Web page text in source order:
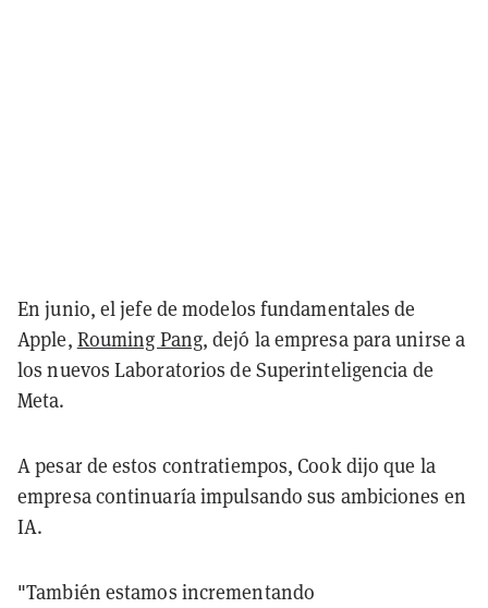
En junio, el jefe de modelos fundamentales de
Apple, Rouming Pang, dejó la empresa para unirse a
los nuevos Laboratorios de Superinteligencia de
Meta.
A pesar de estos contratiempos, Cook dijo que la
empresa continuaría impulsando sus ambiciones en
IA.
"También estamos incrementando